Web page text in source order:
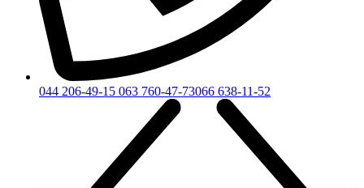
044 206-49-15 063 760-47-73066 638-11-52